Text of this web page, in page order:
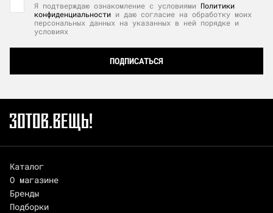
Я подтверждаю ознакомление с условиями Политики
конфиденциальности и даю согласие на обработку моих
персональных данных на указанных в ней порядке и
условиях
ПОДПИСАТЬСЯ
Каталог
О магазине
Бренды
Подборки